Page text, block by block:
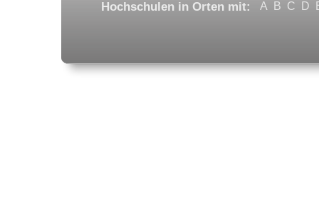
Hochschulen in Orten mit: A B C D